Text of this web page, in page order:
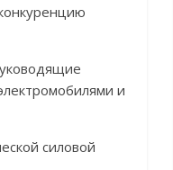
и
силовой